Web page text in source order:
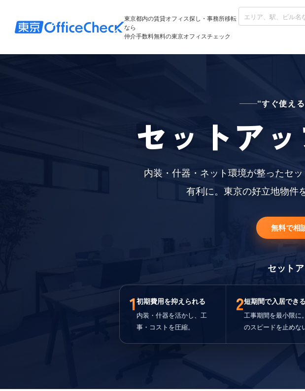
東京都内の賃貸オフィス探し・事務所移転
なら
仲介手数料無料の東京オフィスチェック
“すぐ使え
セットア
内装・什器・ネット環境が整ったセッ
有利に。東京の好立地物件を
無料で相
セット
1初期費用を抑えられる
内装・什器を活かし、工
事・コストを圧縮。
2短期間で入居できる
工事期間を最小限に
のスピードを止めな